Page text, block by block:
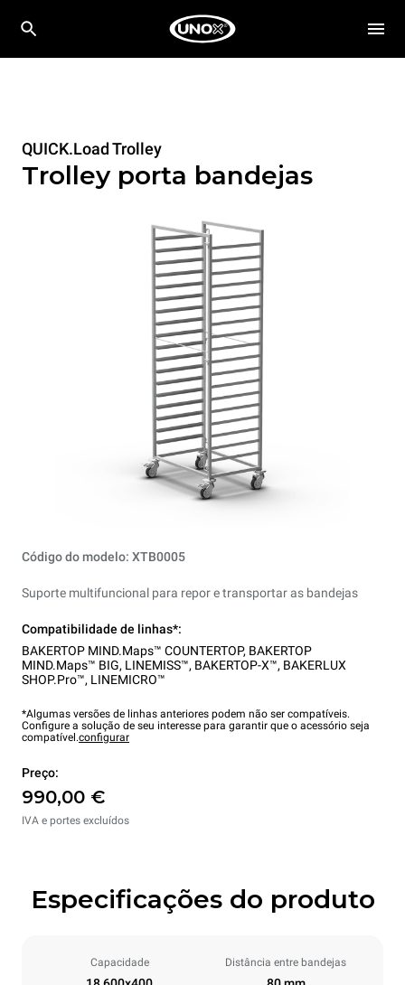
QUICK.Load Trolley
Trolley porta bandejas
Código do modelo: XTB0005
Suporte multifuncional para repor e transportar as bandejas
Compatibilidade de linhas*:
BAKERTOP MIND.Maps™ COUNTERTOP, BAKERTOP
MIND.Maps™ BIG, LINEMISS™, BAKERTOP-X™, BAKERLUX
SHOP.Pro™, LINEMICRO™
*Algumas versões de linhas anteriores podem não ser compatíveis.
Configure a solução de seu interesse para garantir que o acessório seja
compatível.configurar
Preço:
990,00 €
IVA e portes excluídos
Especificações do produto
Capacidade Distância entre bandejas